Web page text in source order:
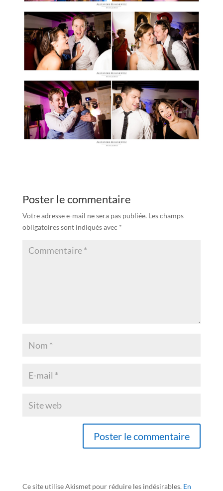
Poster le commentaire
Votre adresse e-mail ne sera pas publiée. Les champs
obligatoires sont indiqués avec *
Ce site utilise Akismet pour réduire les indésirables. En